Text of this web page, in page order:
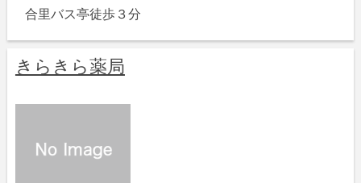
合里バス亭徒歩３分
きらきら薬局